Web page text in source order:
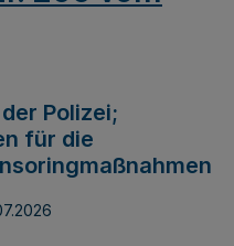
Polizei;
für die